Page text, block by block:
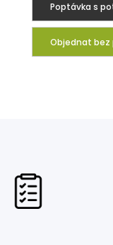
Poptávka s
Objednat bez